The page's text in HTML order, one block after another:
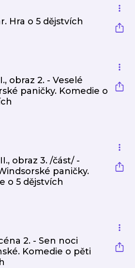
Hra o 5 dějstvích
obraz 2. - Veselé
paničky. Komedie o
obraz 3. /část/ -
paničky.
o 5 dějstvích
2. - Sen noci
Komedie o pěti